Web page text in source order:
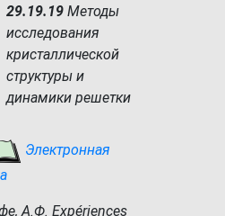
29.19.19 Методы
исследования
кристаллической
структуры и
динамики решетки
Электронная
А.Ф. Expériences